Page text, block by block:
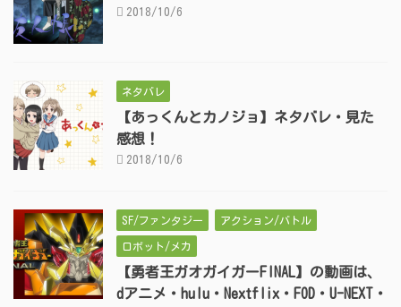
2018/10/6
ネタバレ
【あっくんとカノジョ】ネタバレ・見た
感想！
2018/10/6
SF/ファンタジー アクション/バトル
ロボット/メカ
【勇者王ガオガイガーFINAL】の動画は、
dアニメ・hulu・Nextflix・FOD・U-NEXT・